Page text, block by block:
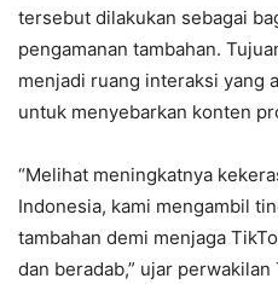
tersebut dilakukan sebagai
pengamanan tambahan.
menjadi ruang interaksi yang
untuk menyebarkan konten
“Melihat meningkatnya
Indonesia, kami mengambil
tambahan demi menjaga
dan beradab,” ujar